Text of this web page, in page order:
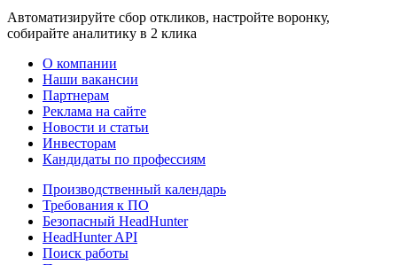
Автоматизируйте сбор откликов, настройте воронку,
собирайте аналитику в 2 клика
О компании
Наши вакансии
Партнерам
Реклама на сайте
Новости и статьи
Инвесторам
Кандидаты по профессиям
Производственный календарь
Требования к ПО
Безопасный HeadHunter
HeadHunter API
Поиск работы